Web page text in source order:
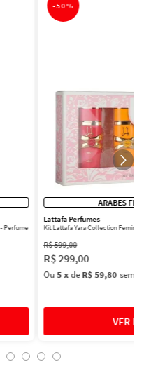
Perfume
-50%
ÁRABES
Lattafa Perfumes
Kit Lattafa Yara Collection
R$599,00
R$299,00
Ou5xdeR$ 59,80 sem